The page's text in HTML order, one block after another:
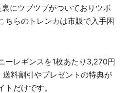
裏にツブツブがついておりツボ
ちらのトレンカは市販で入手困
ーレギンスを1枚あたり3,270円
送料割引やプレゼントの特典が
だけです。